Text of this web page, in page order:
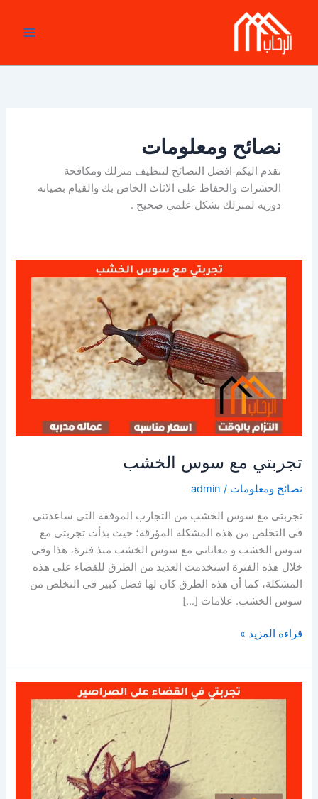
المحتوى
نصائح ومعلومات
نقدم اليكم افضل النصائح لتنظيف منزلك ومكافحة
الحشرات والحفاظ على الاثاث الخاص بك والقيام بصيانه
دوريه لمنزلك بشكل علمي صحيح .
تجربتي مع سوس الخشب
نصائح ومعلومات /
admin
تجربتي مع سوس الخشب من التجارب الموفقة التي ساعدتني
في التخلص من هذه المشكلة المؤرقة؛ حيث بدأت تجربتي مع
سوس الخشب و معاناتي مع سوس الخشب منذ فترة، هذا وفي
خلال هذه الفترة استخدمت العديد من الطرق للقضاء على هذه
المشكلة، كما أن هذه الطرق كان لها فضل كبير في التخلص من
سوس الخشب. علامات […]
تجربتي
سوس
الخشب
قراءة المزيد »